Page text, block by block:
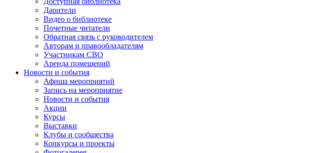
Дарители
Видео о библиотеке
Почетные читатели
Обратная связь с руководителем
Авторам и правообладателям
Участникам СВО
Аренда помещений
Новости и события
Афиша мероприятий
Запись на мероприятие
Новости и события
Акции
Курсы
Выставки
Клубы и сообщества
Конкурсы и проекты